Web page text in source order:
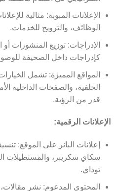
الإعلانات المبوبة: مثالية
الوظائف، والترويج للخدمات.
الإدراجات: توزيع المنشورات أو
كإدراجات داخل الصحيفة
المواقع المميزة: تشمل
الخلفية، والصفحات الداخلية
قدر من الرؤية.
الإعلانات الرقمية:
إعلانات البانر على الموقع:
سكاي سكريبر، والمستطيلات
توداي.
المحتوى المدعوم: نشر